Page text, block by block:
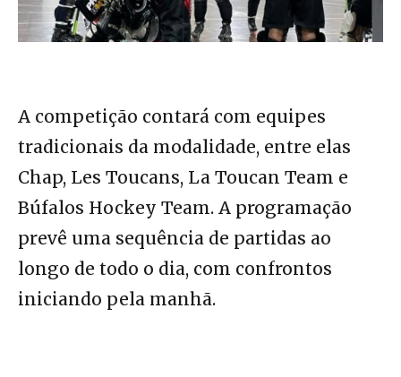
A competição contará com equipes
tradicionais da modalidade, entre elas
Chap, Les Toucans, La Toucan Team e
Búfalos Hockey Team. A programação
prevê uma sequência de partidas ao
longo de todo o dia, com confrontos
iniciando pela manhã.